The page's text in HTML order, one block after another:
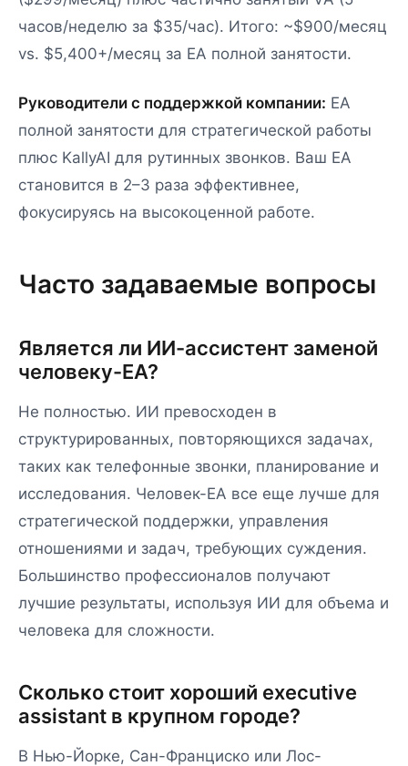
часов/неделю за $35/час). Итого: ~$900/месяц
vs. $5,400+/месяц за EA полной занятости.
Руководители с поддержкой компании: EA
полной занятости для стратегической работы
плюс KallyAI для рутинных звонков. Ваш EA
становится в 2–3 раза эффективнее,
фокусируясь на высокоценной работе.
Часто задаваемые вопросы
Является ли ИИ-ассистент заменой
человеку-EA?
Не полностью. ИИ превосходен в
структурированных, повторяющихся задачах,
таких как телефонные звонки, планирование и
исследования. Человек-EA все еще лучше для
стратегической поддержки, управления
отношениями и задач, требующих суждения.
Большинство профессионалов получают
лучшие результаты, используя ИИ для объема и
человека для сложности.
Сколько стоит хороший executive
assistant в крупном городе?
В Нью-Йорке, Сан-Франциско или Лос-